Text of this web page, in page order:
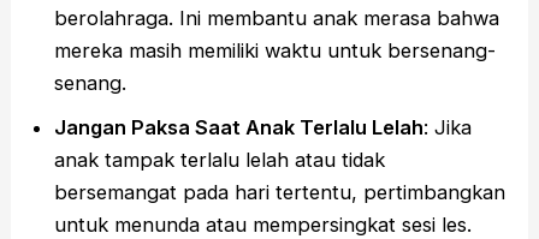
berolahraga. Ini membantu anak merasa bahwa
mereka masih memiliki waktu untuk bersenang-
senang.
Jangan Paksa Saat Anak Terlalu Lelah: Jika
anak tampak terlalu lelah atau tidak
bersemangat pada hari tertentu, pertimbangkan
untuk menunda atau mempersingkat sesi les.